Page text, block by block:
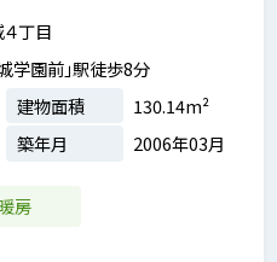
丁目
学園前」駅徒歩8分
建物面積
130.14m²
築年月 2006年03月
房